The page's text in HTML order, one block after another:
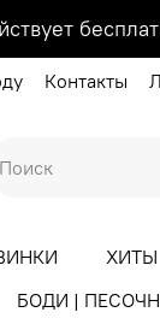
Контакты
ХИТЫ
БОДИ |